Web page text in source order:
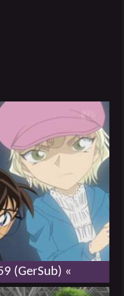
(GerSub) «